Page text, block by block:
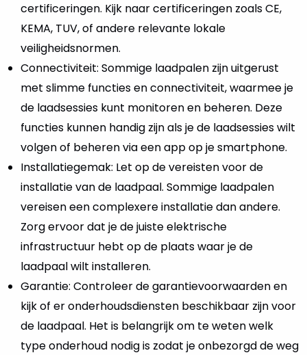
certificeringen. Kijk naar certificeringen zoals CE,
KEMA, TUV, of andere relevante lokale
veiligheidsnormen.
Connectiviteit: Sommige laadpalen zijn uitgerust
met slimme functies en connectiviteit, waarmee je
de laadsessies kunt monitoren en beheren. Deze
functies kunnen handig zijn als je de laadsessies wilt
volgen of beheren via een app op je smartphone.
Installatiegemak: Let op de vereisten voor de
installatie van de laadpaal. Sommige laadpalen
vereisen een complexere installatie dan andere.
Zorg ervoor dat je de juiste elektrische
infrastructuur hebt op de plaats waar je de
laadpaal wilt installeren.
Garantie: Controleer de garantievoorwaarden en
kijk of er onderhoudsdiensten beschikbaar zijn voor
de laadpaal. Het is belangrijk om te weten welk
type onderhoud nodig is zodat je onbezorgd de weg